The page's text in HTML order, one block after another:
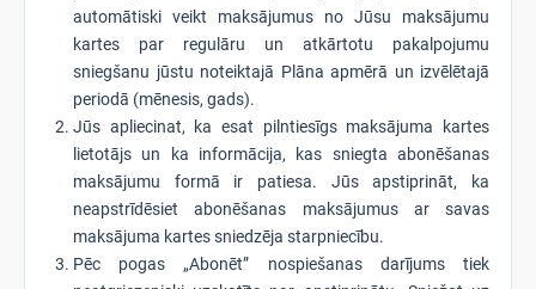
automātiski veikt maksājumus no Jūsu maksājumu
kartes par regulāru un atkārtotu pakalpojumu
sniegšanu jūstu noteiktajā Plāna apmērā un izvēlētajā
periodā (mēnesis, gads).
Jūs apliecinat, ka esat pilntiesīgs maksājuma kartes
lietotājs un ka informācija, kas sniegta abonēšanas
maksājumu formā ir patiesa. Jūs apstiprināt, ka
neapstrīdēsiet abonēšanas maksājumus ar savas
maksājuma kartes sniedzēja starpniecību.
Pēc pogas „Abonēt” nospiešanas darījums tiek